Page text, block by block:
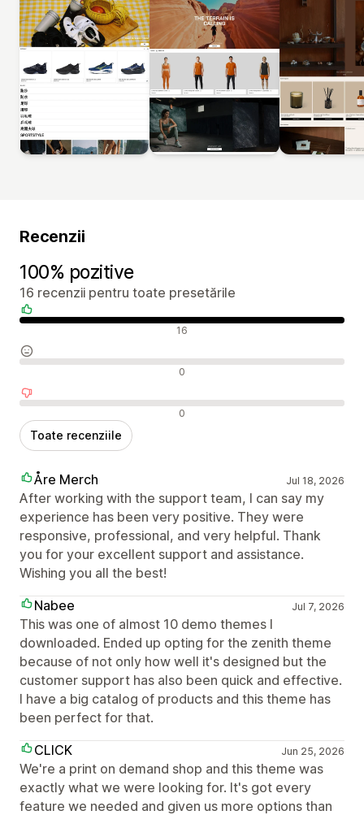
Recenzii
100% pozitive
16 recenzii pentru toate presetările
Recenzii pozitive 16
Recenzii neutre 0
Recenzii negative 0
Toate recenziile
Åre Merch Jul 18, 2026
After working with the support team, I can say my
experience has been very positive. They were
responsive, professional, and very helpful. Thank
you for your excellent support and assistance.
Wishing you all the best!
Nabee
Jul 7, 2026
This was one of almost 10 demo themes I
downloaded. Ended up opting for the zenith theme
because of not only how well it's designed but the
customer support has also been quick and effective.
I have a big catalog of products and this theme has
been perfect for that.
CLICK
Jun 25, 2026
We're a print on demand shop and this theme was
exactly what we were looking for. It's got every
feature we needed and given us more options than